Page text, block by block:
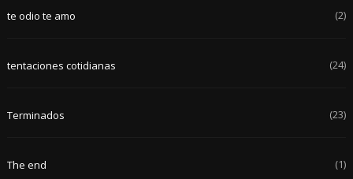
te odio te amo (2)
tentaciones cotidianas (24)
Terminados (23)
The end (1)